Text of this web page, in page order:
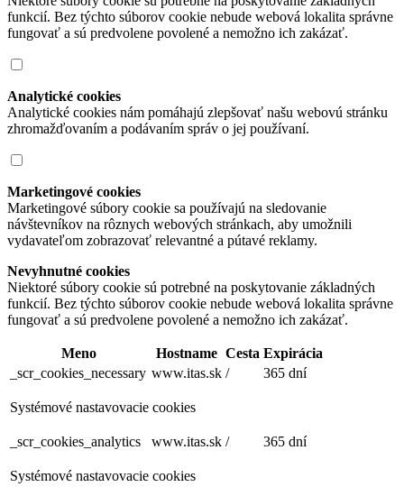
funkcií. Bez týchto súborov cookie nebude webová lokalita správne
fungovať a sú predvolene povolené a nemožno ich zakázať.
Analytické cookies
Analytické cookies nám pomáhajú zlepšovať našu webovú stránku
zhromažďovaním a podávaním správ o jej používaní.
Marketingové cookies
Marketingové súbory cookie sa používajú na sledovanie
návštevníkov na rôznych webových stránkach, aby umožnili
vydavateľom zobrazovať relevantné a pútavé reklamy.
Nevyhnutné cookies
Niektoré súbory cookie sú potrebné na poskytovanie základných
funkcií. Bez týchto súborov cookie nebude webová lokalita správne
fungovať a sú predvolene povolené a nemožno ich zakázať.
Meno Hostname Cesta Expirácia
_scr_cookies_necessary www.itas.sk / 365 dní
Systémové nastavovacie cookies
_scr_cookies_analytics www.itas.sk / 365 dní
Systémové nastavovacie cookies